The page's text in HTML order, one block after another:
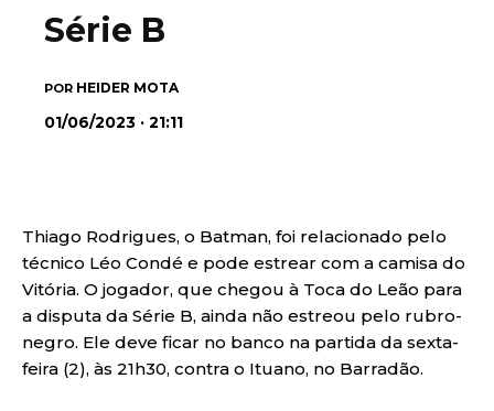
Série B
POR HEIDER MOTA
01/06/2023 · 21:11
Thiago Rodrigues, o Batman, foi relacionado pelo
técnico Léo Condé e pode estrear com a camisa do
Vitória. O jogador, que chegou à Toca do Leão para
a disputa da Série B, ainda não estreou pelo rubro-
negro. Ele deve ficar no banco na partida da sexta-
feira (2), às 21h30, contra o Ituano, no Barradão.